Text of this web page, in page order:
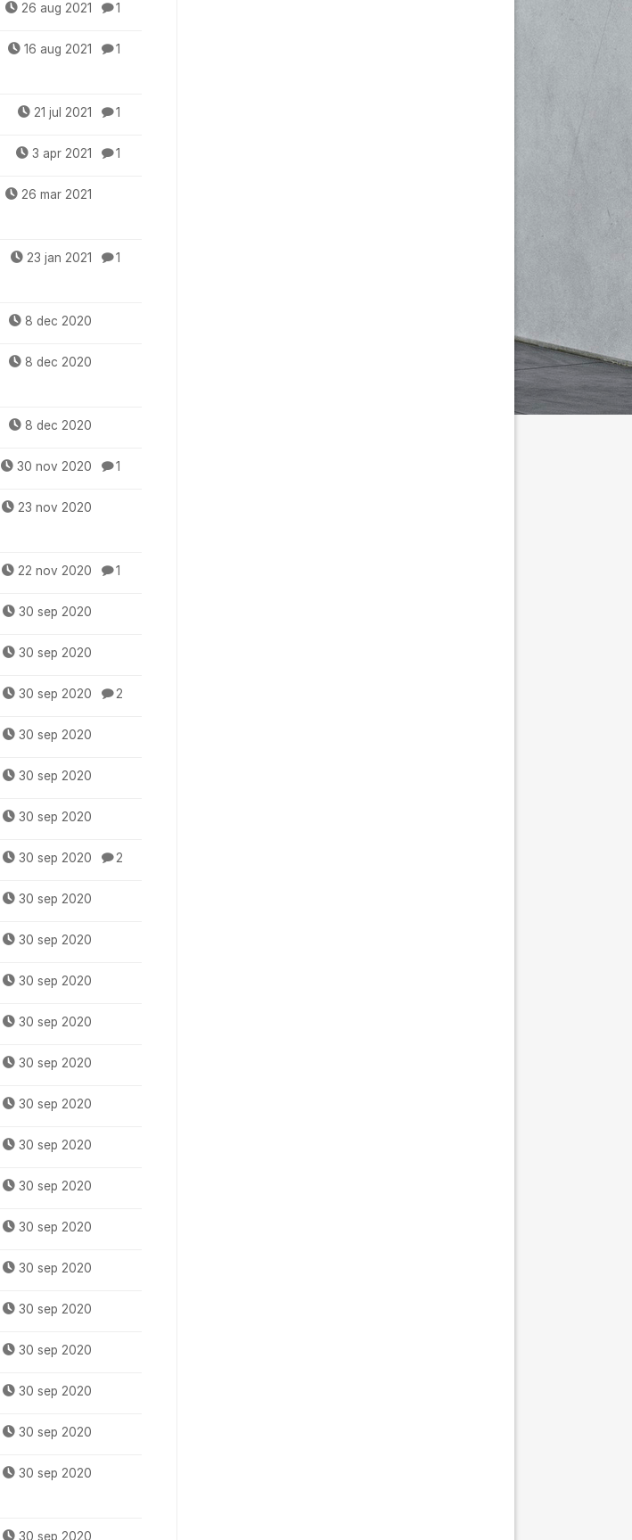
26 aug 2021 1
16 aug 2021 1
21 jul 2021 1
3 apr 2021 1
26 mar 2021
23 jan 2021 1
8 dec 2020
8 dec 2020
8 dec 2020
30 nov 2020 1
23 nov 2020
22 nov 2020 1
30 sep 2020
30 sep 2020
30 sep 2020 2
30 sep 2020
30 sep 2020
30 sep 2020
30 sep 2020 2
30 sep 2020
30 sep 2020
30 sep 2020
30 sep 2020
30 sep 2020
30 sep 2020
30 sep 2020
30 sep 2020
30 sep 2020
30 sep 2020
30 sep 2020
30 sep 2020
30 sep 2020
30 sep 2020
30 sep 2020
30 sep 2020